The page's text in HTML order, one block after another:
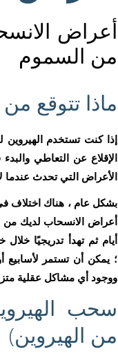
أعراض
من السموم
ماذا تتوقع
إذا كنت تستخدم
الإقلاع عن التعاطي
الأعراض التي تحدث عندما
بشكل عام ، هناك اختلاف
أعراض الانسحاب لديك من
؛ يمكن أن تستمر
ووجود أي مشاكل عقلية
سحب
من الهيروين)